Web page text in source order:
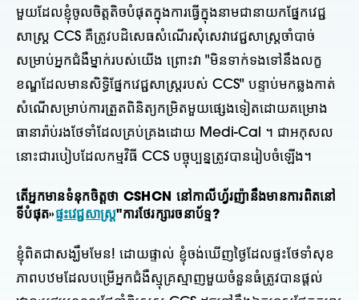
មួយដែលខ្ញុំចូលចិត្តតិចបំផុតក្នុងការធ្វើក្នុងនាមជានាយកផ្នែកវេជ្ជ
សាស្ត្រ CCS គឺត្រូវបដិសេធសំណើរសុំសេវាវេជ្ជសាស្រ្តចាំបាច់
សម្រាប់អ្នកជំងឺម្នាក់របស់យើង ព្រោះវា "មិនទាក់ទងទៅនឹងលក្ខ
ខណ្ឌដែលមានសិទ្ធិផ្នែកវេជ្ជសាស្រ្តរបស់ CCS" បន្ទាប់មកឆ្លងកាត់
សំណើសម្រាប់ការត្រួតពិនិត្យកម្រិតមួយផ្សេងទៀតដោយគម្រោង
ធានារ៉ាប់រងថែទាំដែលគ្រប់គ្រងដោយ Medi-Cal ។ ជាអកុសល
នោះជារបៀបដែលកម្មវិធី CCS បច្ចុប្បន្នត្រូវបានរៀបចំឡើង។
តើ​អ្នក​មាន​ទំនុក​ចិត្ត​ថា CSHCN នៅ​កាលីហ្វ័រញ៉ា​នឹង​មាន​ការ​ពិត​នៅ​
ទី​បំផុត»ផ្ទះវេជ្ជសាស្រ្ត"ការថែរក្សារចនាប័ទ្ម?
ខ្ញុំពិតជាសង្ឃឹមមែន! ដោយផ្ទាល់ ខ្ញុំចង់ឃើញថ្ងៃដែលផ្ទះថែទាំសុខ
ភាពបឋមដែលបម្រើអ្នកជំងឺស្មុគ្រស្មាញមួយចំនួនធំត្រូវបានផ្តល់